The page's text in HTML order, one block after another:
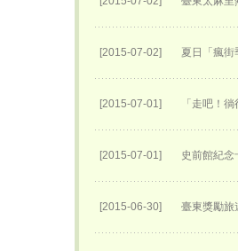
[2015-07-02] 夏日「瘋街
[2015-07-01] 「走吧！
[2015-07-01] 史前館紀
[2015-06-30] 臺東獎勵旅